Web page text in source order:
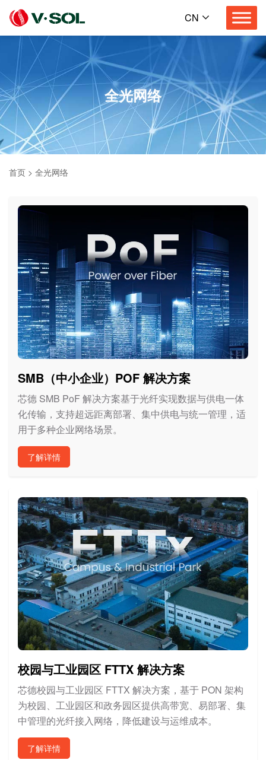
CN
全光网络
首页 > 全光网络
SMB（中小企业）POF 解决方案
芯德 SMB PoF 解决方案基于光纤实现数据与供电一体
化传输，支持超远距离部署、集中供电与统一管理，适
用于多种企业网络场景。
了解详情
校园与工业园区 FTTX 解决方案
芯德校园与工业园区 FTTX 解决方案，基于 PON 架构
为校园、工业园区和政务园区提供高带宽、易部署、集
中管理的光纤接入网络，降低建设与运维成本。
了解详情